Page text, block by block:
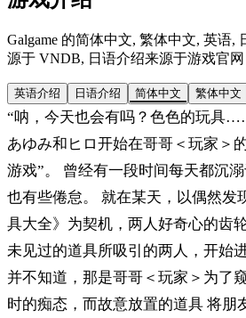
Galgame 的简体中文, 繁体中文, 英语,
源于 VNDB, 日语介绍来源于游戏官网
英语介绍 日语介绍 简体中文 繁体中文
“呐，今天也会有吗？色色的玩具
あゆみ和ヒロ开始在哥哥＜玩家＞
游戏”。 曾经有一段时间每天都沉
也有些倦怠。 就在某天，以偶然发
具大全》为契机，两人好奇心的齿
未见过的道具所吸引的两人，开始
并不知道，那是哥哥＜玩家＞为了
时的痴态，而故意放置的道具 将朋